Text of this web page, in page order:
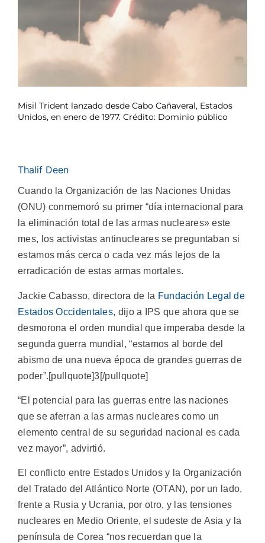
Misil Trident lanzado desde Cabo Cañaveral, Estados
Unidos, en enero de 1977. Crédito: Dominio público
Thalif Deen
Cuando la Organización de las Naciones Unidas
(ONU) conmemoró su primer “día internacional para
la eliminación total de las armas nucleares» este
mes, los activistas antinucleares se preguntaban si
estamos más cerca o cada vez más lejos de la
erradicación de estas armas mortales.
Jackie Cabasso, directora de la Fundación Legal de
Estados Occidentales, dijo a IPS que ahora que se
desmorona el orden mundial que imperaba desde la
segunda guerra mundial, “estamos al borde del
abismo de una nueva época de grandes guerras de
poder”.[pullquote]3[/pullquote]
“El potencial para las guerras entre las naciones
que se aferran a las armas nucleares como un
elemento central de su seguridad nacional es cada
vez mayor”, advirtió.
El conflicto entre Estados Unidos y la Organización
del Tratado del Atlántico Norte (OTAN), por un lado,
frente a Rusia y Ucrania, por otro, y las tensiones
nucleares en Medio Oriente, el sudeste de Asia y la
península de Corea “nos recuerdan que la